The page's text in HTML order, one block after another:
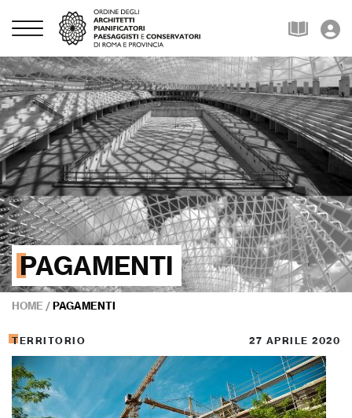
PAGAMENTI
HOME /PAGAMENTI
TERRITORIO 27 APRILE 2020